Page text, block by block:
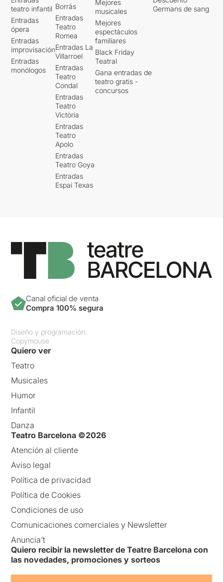
teatro infantil
Entradas
ópera
Entradas
improvisación
Entradas
monólogos
Borrás
Entradas
Teatro
Romea
Entradas La
Villarroel
Entradas
Teatro
Condal
Entradas
Teatro
Victòria
Entradas
Teatro
Apolo
Entradas
Teatro Goya
Entradas
Espai Texas
Mejores
musicales
Mejores
espectáculos
familiares
Black Friday
Teatral
Gana entradas de
teatro gratis -
concursos
Germans de sang
Canal oficial de venta
Compra 100% segura
Diseño y programación:
Copymouse
Quiero ver
Teatro
Musicales
Humor
Infantil
Danza
Teatro Barcelona ©2026
Atención al cliente
Aviso legal
Política de privacidad
Política de Cookies
Condiciones de uso
Comunicaciones comerciales y Newsletter
Anuncia’t
Quiero recibir la newsletter de Teatre Barcelona con
las novedades, promociones y sorteos